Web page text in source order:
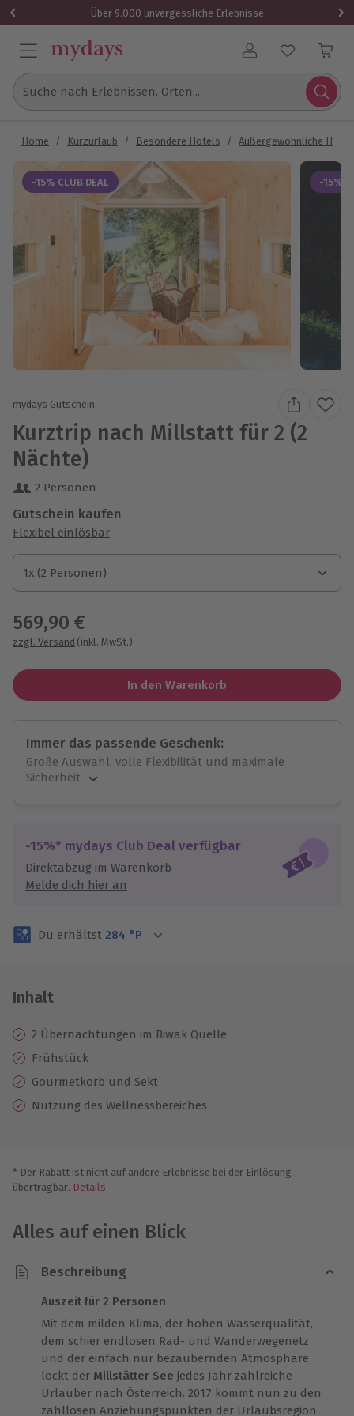
Über 9.000 unvergessliche Erlebnisse
Benutzerkonto
Suche nach Erlebnissen, Orten...
Home / Kurzurlaub / Besondere Hotels / Außergewöhnliche
-15% CLUB DEAL -15%
mydays Gutschein
Kurztrip nach Millstatt für 2 (2
Nächte)
2 Personen
Gutschein kaufen
Flexibel einlösbar
1x (2 Personen)
1x (2 Personen)
1x (2 Personen)
569,90 €
zzgl. Versand (inkl. MwSt.)
In den Warenkorb
Immer das passende Geschenk:
Große Auswahl, volle Flexibilität und maximale
Sicherheit
Jeder Gutschein für alle Erlebnisse einlösbar.
Maximale Sicherheit
3 Jahre gültig & verlängerbar.
-15%* mydays Club Deal verfügbar
Direktabzug im Warenkorb
Melde dich hier an
Du erhältst 284 °P
Inhalt
2 Übernachtungen im Biwak Quelle
Frühstück
Gourmetkorb und Sekt
Nutzung des Wellnessbereiches
* Der Rabatt ist nicht auf andere Erlebnisse bei der Einlösung
übertragbar. Details
Alles auf einen Blick
Beschreibung
Auszeit für 2 Personen
Mit dem milden Klima, der hohen Wasserqualität,
dem schier endlosen Rad- und Wanderwegenetz
und der einfach nur bezaubernden Atmosphäre
lockt der Millstätter See jedes Jahr zahlreiche
Urlauber nach Österreich. 2017 kommt nun zu den
zahllosen Anziehungspunkten der Urlaubsregion